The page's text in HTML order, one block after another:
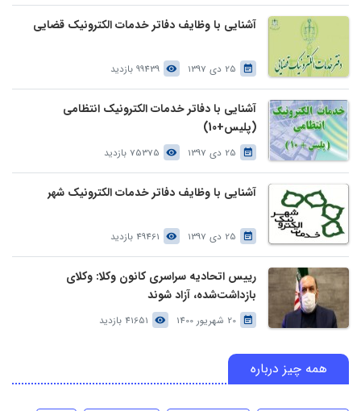
آشنایی با وظایف دفاتر خدمات الکترونیک قضایی
25 دی 1397 99439 بازدید
آشنایی با دفاتر خدمات الکترونیک انتظامی
(پلیس+10)
25 دی 1397 75375 بازدید
آشنایی با وظایف دفاتر خدمات الکترونیک شهر
25 دی 1397 49461 بازدید
رییس اتحادیه سراسری کانون وکلا: وکلای
بازداشت‌شده، آزاد شوند
20 شهریور 1400 41651 بازدید
همه چیز درباره